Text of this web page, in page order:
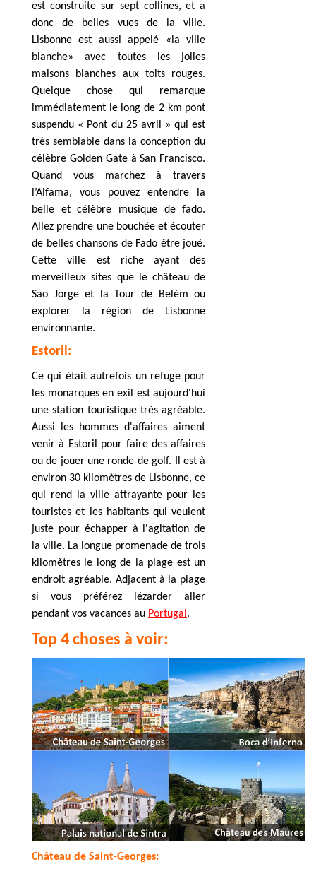
est construite sur sept collines, et a
donc de belles vues de la ville.
Lisbonne est aussi appelé «la ville
blanche» avec toutes les jolies
maisons blanches aux toits rouges.
Quelque chose qui remarque
immédiatement le long de 2 km pont
suspendu « Pont du 25 avril » qui est
très semblable dans la conception du
célèbre Golden Gate à San Francisco.
Quand vous marchez à travers
l’Alfama, vous pouvez entendre la
belle et célèbre musique de fado.
Allez prendre une bouchée et écouter
de belles chansons de Fado être joué.
Cette ville est riche ayant des
merveilleux sites que le château de
Sao Jorge et la Tour de Belém ou
explorer la région de Lisbonne
environnante.
Estoril:
Ce qui était autrefois un refuge pour
les monarques en exil est aujourd'hui
une station touristique très agréable.
Aussi les hommes d'affaires aiment
venir à Estoril
pour faire des affaires
ou de jouer une ronde de golf. Il est à
environ 30 kilomètres de Lisbonne, ce
qui rend la ville attrayante pour les
touristes et les habitants qui veulent
juste pour échapper à l'agitation de
la ville. La longue promenade de trois
kilomètres le long de la plage est un
endroit agréable. Adjacent à la plage
si vous préférez lézarder aller
pendant vos vacances au Portugal .
Top 4 choses à voir:
Château de Saint-Georges: